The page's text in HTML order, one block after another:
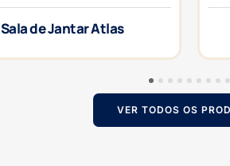
Sala de Jantar Atlas
5 6 7 8 9
VER TODOS OS